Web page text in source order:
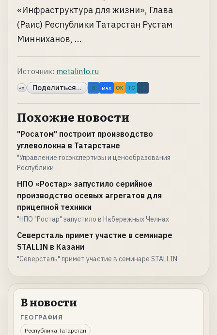
«Инфраструктура для жизни», Глава
(Раис) Республики Татарстан Рустам
Минниханов, ...
Источник: metalinfo.ru
«» Поделиться... B MAX OK TG ↗
Похожие новости
"Росатом" построит производство
углеволокна в Татарстане
"Управление госэкспертизы и ценообразования
Республики
НПО «Ростар» запустило серийное
производство осевых агрегатов для
прицепной техники
"НПО "Ростар" запустило в Набережных Челнах
Северсталь примет участие в семинаре
STALLIN в Казани
"Северсталь" примет участие в семинаре STALLIN
В новости
ГЕОГРАФИЯ
Республика Татарстан